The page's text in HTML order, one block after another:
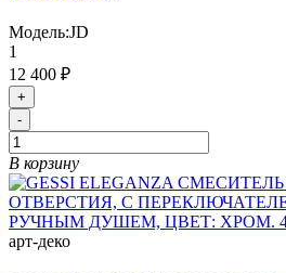
Модель:JD
1
12 400 ₽
+
-
В корзину
арт-деко